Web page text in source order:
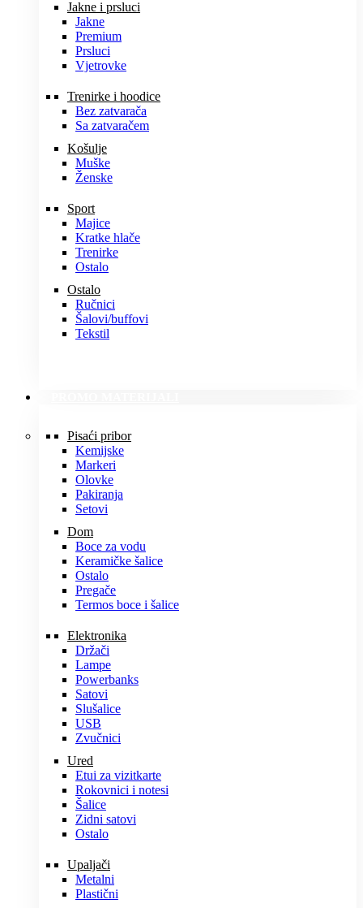
Jakne i prsluci
Jakne
Premium
Prsluci
Vjetrovke
Trenirke i hoodice
Bez zatvarača
Sa zatvaračem
Košulje
Muške
Ženske
Sport
Majice
Kratke hlače
Trenirke
Ostalo
Ostalo
Ručnici
Šalovi/buffovi
Tekstil
Pisaći pribor
Kemijske
Markeri
Olovke
Pakiranja
Setovi
Dom
Boce za vodu
Keramičke šalice
Ostalo
Pregače
Termos boce i šalice
Elektronika
Držači
Lampe
Powerbanks
Satovi
Slušalice
USB
Zvučnici
Ured
Etui za vizitkarte
Rokovnici i notesi
Šalice
Zidni satovi
Ostalo
Upaljači
Metalni
Plastični